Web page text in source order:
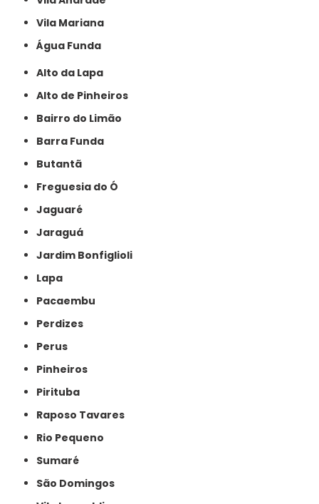
Vila Mariana
Água Funda
Alto da Lapa
Alto de Pinheiros
Bairro do Limão
Barra Funda
Butantã
Freguesia do Ó
Jaguaré
Jaraguá
Jardim Bonfiglioli
Lapa
Pacaembu
Perdizes
Perus
Pinheiros
Pirituba
Raposo Tavares
Rio Pequeno
Sumaré
São Domingos